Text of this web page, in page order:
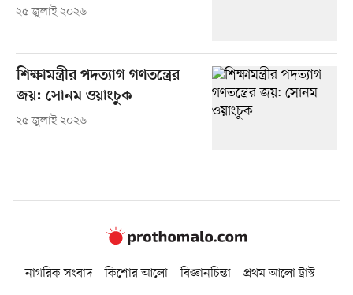
২৫ জুলাই ২০২৬
শিক্ষামন্ত্রীর পদত্যাগ গণতন্ত্রের
জয়: সোনম ওয়াংচুক
২৫ জুলাই ২০২৬
নাগরিক সংবাদ কিশোর আলো বিজ্ঞানচিন্তা
প্রথম আলো ট্রাস্ট